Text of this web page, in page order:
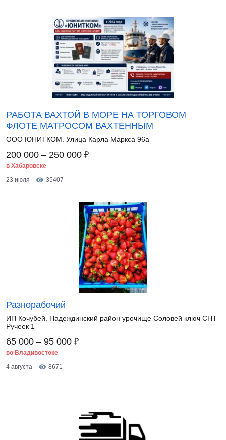
РАБОТА ВАХТОЙ В МОРЕ НА ТОРГОВОМ
ФЛОТЕ МАТРОСОМ ВАХТЕННЫМ
ООО ЮНИТКОМ. Улица Карла Маркса 96а
200 000 – 250 000 ₽
в Хабаровске
23 июля
35407
Разнорабочий
ИП Кочубей. Надеждинский район урочище Соловей ключ СНТ
Ручеек 1
65 000 – 95 000 ₽
во Владивостоке
4 августа
8671